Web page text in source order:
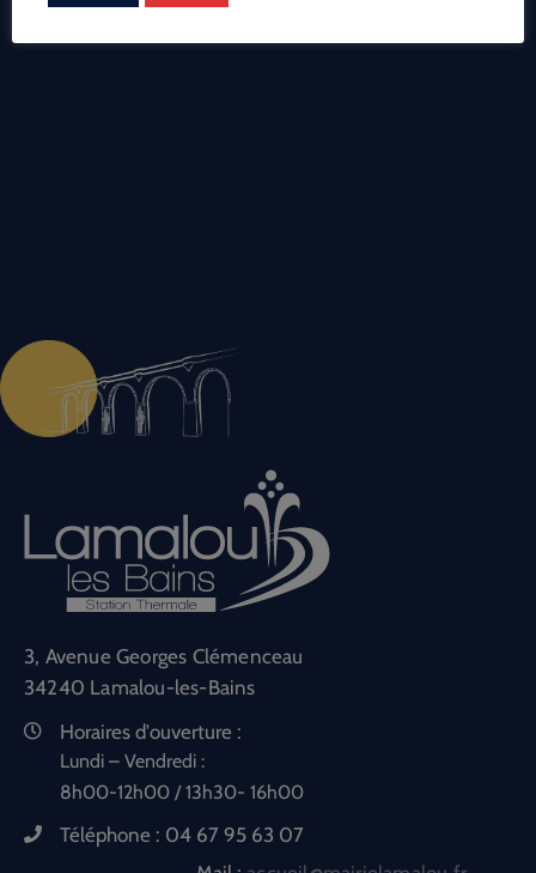
3, Avenue Georges Clémenceau
34240 Lamalou-les-Bains
Horaires d'ouverture :
Lundi – Vendredi :
8h00-12h00 / 13h30- 16h00
Téléphone : 04 67 95 63 07